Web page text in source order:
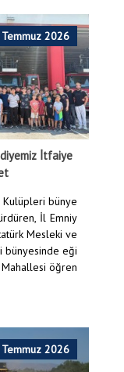
2026
İtfaiye
Kulüpleri bünye
İl Emniy
Mesleki ve
bünyesinde eği
öğren
2026